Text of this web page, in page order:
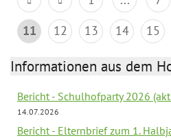
11
12 13 14 15
Informationen aus dem
Bericht - Schulhofparty 2026
14.07.2026
Bericht - Elternbrief zum 1.